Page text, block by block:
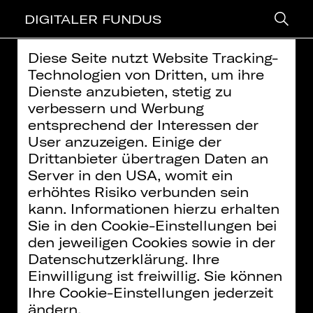
DIGITALER FUNDUS
> zurück
MEET THE ARTIST: SARAH-LEE
CHAPMAN (EXQUISITE
CORPSE EXTRA)
Inhalte zukünftig
immer aktivieren
Weitere Informationen finden Sie in unserer
Datenschutzerklärung
Video: Stefan Kleeberger
Hier geht es zu weiteren FolgenMEET
THE ARTIST (Exquisite Corpse Extra)
Hier geht's direkt zuEXQUISITE
Diese Seite nutzt Website Tracking-
Technologien von Dritten, um ihre
Dienste anzubieten, stetig zu
verbessern und Werbung
entsprechend der Interessen der
User anzuzeigen. Einige der
Drittanbieter übertragen Daten an
Server in den USA, womit ein
erhöhtes Risiko verbunden sein
kann. Informationen hierzu erhalten
Sie in den Cookie-Einstellungen bei
den jeweiligen Cookies sowie in der
Datenschutzerklärung. Ihre
Einwilligung ist freiwillig. Sie können
Ihre Cookie-Einstellungen jederzeit
ändern.